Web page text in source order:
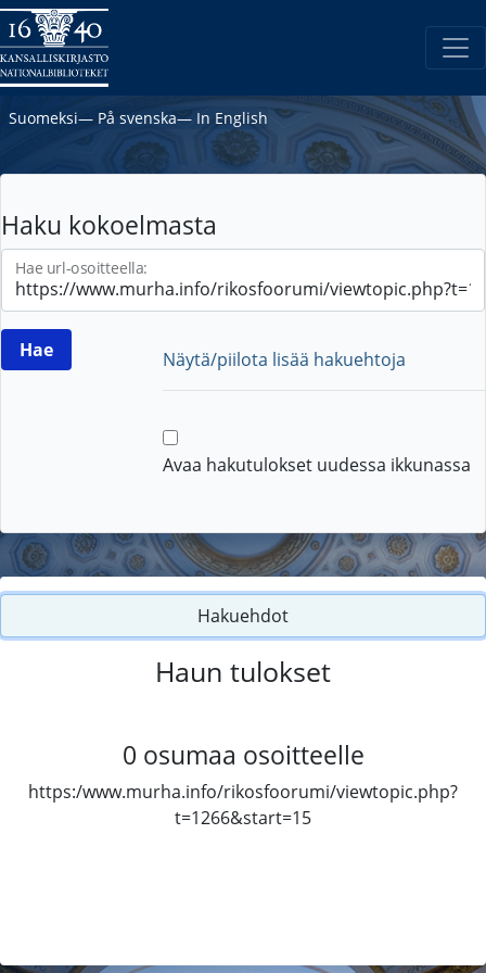
Suomeksi― På svenska― In English
Haku kokoelmasta
Hae url-osoitteella:
Näytä/piilota lisää hakuehtoja
Avaa hakutulokset uudessa ikkunassa
Hakuehdot
Haun tulokset
0 osumaa osoitteelle
https:/www.murha.info/rikosfoorumi/viewtopic.php?
t=1266&start=15